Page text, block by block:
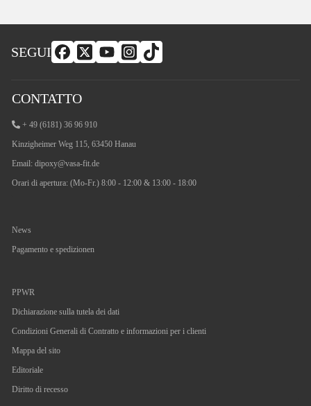
SEGUI
CONTATTO
+ 49 (6181) 36 96 910
Kinzigheimer Weg 115, 63450 Hanau
Email: dipoxy@vasa-fit.de
Orari di apertura: (Mo-Fr.) 8:00 - 12:00 & 13:00 - 18:00
News
Pagamento e spedizionen
PPWR
Dichiarazione sulla tutela dei dati
Condizioni Generali di Contratto e informazioni per i clienti
Mappa del sito
Editoriale
Diritto di recesso